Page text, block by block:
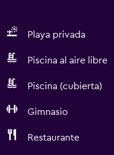
Playa privada
Piscina al aire libre
Piscina (cubierta)
Gimnasio
Restaurante